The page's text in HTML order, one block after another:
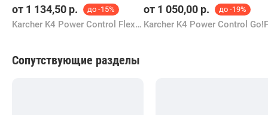
от 1 134,50 р. до -15%
Karcher K4 Power Control Flex 1.324-300.0
от 1 050,00 р. до -19%
Сопутствующие разделы